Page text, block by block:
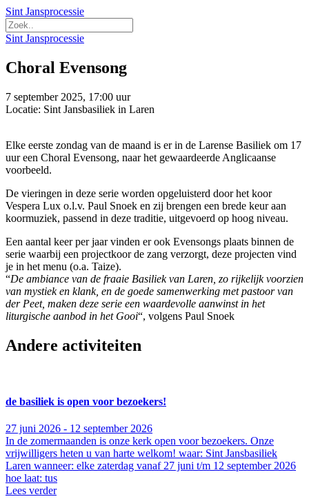
Sint Jansprocessie
Sint Jansprocessie
Choral Evensong
7 september 2025, 17:00 uur
Locatie: Sint Jansbasiliek in Laren
Elke eerste zondag van de maand is er in de Larense Basiliek om 17
uur een Choral Evensong, naar het gewaardeerde Anglicaanse
voorbeeld.
De vieringen in deze serie worden opgeluisterd door het koor
Vespera Lux o.l.v. Paul Snoek en zij brengen een brede keur aan
koormuziek, passend in deze traditie, uitgevoerd op hoog niveau.
Een aantal keer per jaar vinden er ook Evensongs plaats binnen de
serie waarbij een projectkoor de zang verzorgt, deze projecten vind
je in het menu (o.a. Taize).
“De ambiance van de fraaie Basiliek van Laren, zo rijkelijk voorzien
van mystiek en klank, en de goede samenwerking met pastoor van
der Peet, maken deze serie een waardevolle aanwinst in het
liturgische aanbod in het Gooi“, volgens Paul Snoek
Andere activiteiten
de basiliek is open voor bezoekers!
27 juni 2026 - 12 september 2026
In de zomermaanden is onze kerk open voor bezoekers. Onze
vrijwilligers heten u van harte welkom! waar: Sint Jansbasiliek
Laren wanneer: elke zaterdag vanaf 27 juni t/m 12 september 2026
hoe laat: tus
Lees verder